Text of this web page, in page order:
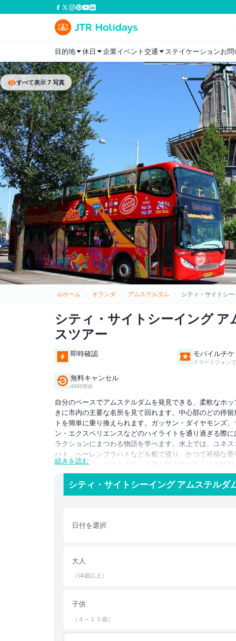
目的地 休日 企業イベント交通 ステイケーションお
すべて表示 7 写真
ホーム オランダ アムステルダム シティ・サイトシ
シティ・サイトシーイング
スツアー
即時確認 モバイルチケ
スマートフォン
無料キャンセル
48時間前
自分のペースでアムステルダムを発見できる、柔軟なホ
きに市内の主要な名所を見て回れます。中心部のどの停
トを簡単に乗り換えられます。ガッサン・ダイヤモンズ
ン・エクスペリエンスなどのハイライトを通り過ぎる際
ラクションにまつわる物語を学べます。水上では、ユネ
ハト、ヘーレンフラハトなどを船で巡り、かつて裕福な
邸宅を見ることができます。主要な観光地の近くに停留
やすさとセルフガイドの市内観光を組み合わせており、
場、醸造所の内部で過ごす時間を増やせます。
子供／大人ポリシー
除外事項
注意事項
続きを読む
シティ・サイトシーイング アムステル
日付を選択
大人
（14歳以上）
子供
（４～１３歳）